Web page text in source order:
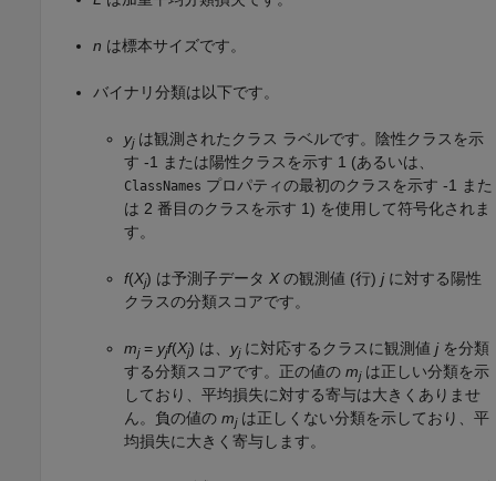
n は標本サイズです。
バイナリ分類は以下です。
yjは観測されたクラス ラベルです。陰性クラスを示
す -1 または陽性クラスを示す 1 (あるいは、
ClassNames プロパティの最初のクラスを示す -1 また
は 2 番目のクラスを示す 1) を使用して符号化されま
す。
f(Xj) は予測子データ Xの観測値 (行)jに対する陽性
クラスの分類スコアです。
mj= yjf(Xj) は、 yjに対応するクラスに観測値jを分類
する分類スコアです。正の値のmjは正しい分類を示
しており、平均損失に対する寄与は大きくありませ
ん。負の値のmjは正しくない分類を示しており、平
均損失に大きく寄与します。